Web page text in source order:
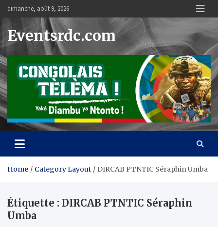
Skip
content
dimanche, août 9, 2026
Eventsrdc.com
Home Category Layout DIRCAB PTNTIC Séraphin Umba
Étiquette : DIRCAB PTNTIC Séraphin
Umba